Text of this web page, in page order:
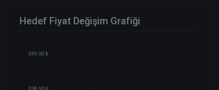
Hedef Fiyat Değişim Grafiği
339.00 ₺
338.50 ₺